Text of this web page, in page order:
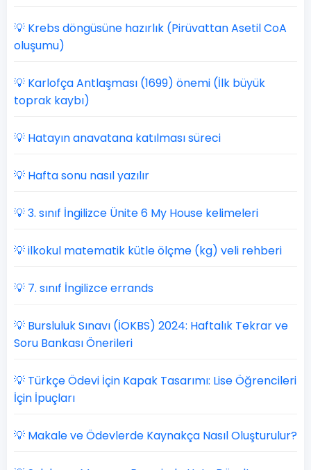
💡 Krebs döngüsüne hazırlık (Pirüvattan Asetil CoA
oluşumu)
💡 Karlofça Antlaşması (1699) önemi (İlk büyük
toprak kaybı)
💡 Hatayın anavatana katılması süreci
💡 Hafta sonu nasıl yazılır
💡 3. sınıf İngilizce Ünite 6 My House kelimeleri
💡 ilkokul matematik kütle ölçme (kg) veli rehberi
💡 7. sınıf İngilizce errands
💡 Bursluluk Sınavı (İOKBS) 2024: Haftalık Tekrar ve
Soru Bankası Önerileri
💡 Türkçe Ödevi İçin Kapak Tasarımı: Lise Öğrencileri
İçin İpuçları
💡 Makale ve Ödevlerde Kaynakça Nasıl Oluşturulur?